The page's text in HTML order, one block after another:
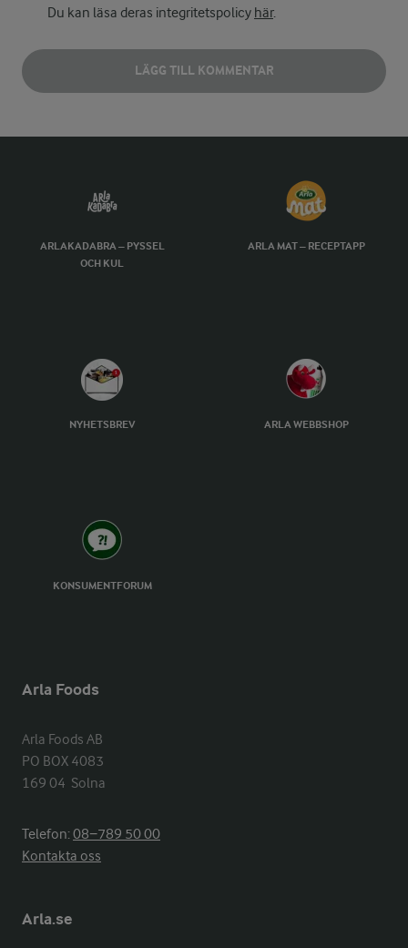
Du kan läsa deras integritetspolicy här.
LÄGG TILL KOMMENTAR
ARLAKADABRA – PYSSEL
OCH KUL
ARLA MAT – RECEPTAPP
NYHETSBREV ARLA WEBBSHOP
KONSUMENTFORUM
Arla Foods
Arla Foods AB
PO BOX 4083
169 04  Solna
Telefon:08−789 50 00
Kontakta oss
Arla.se